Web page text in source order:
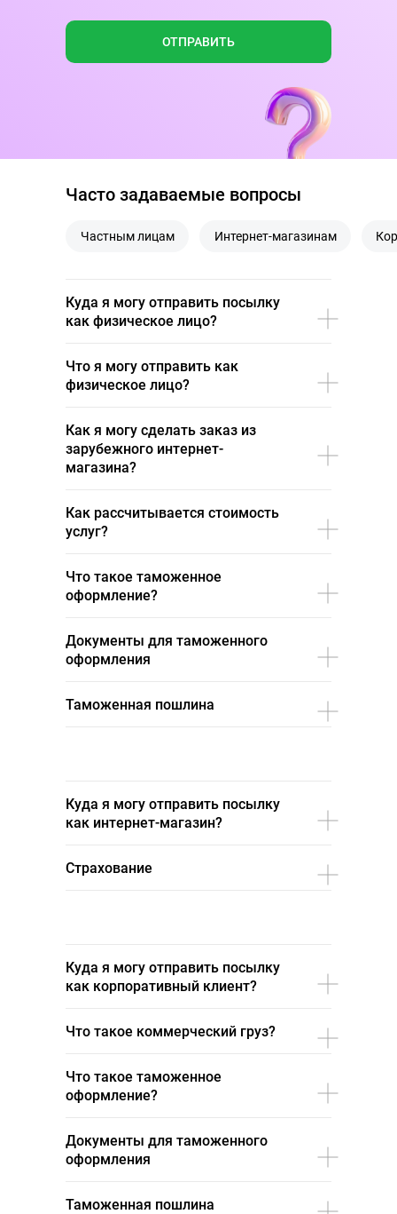
ОТПРАВИТЬ
Часто задаваемые вопросы
Частным лицам Интернет-магазинам
Куда я могу отправить посылку
как физическое лицо?
Что я могу отправить как
физическое лицо?
Как я могу сделать заказ из
зарубежного интернет-
магазина?
Как рассчитывается стоимость
услуг?
Что такое таможенное
оформление?
Документы для таможенного
оформления
Таможенная пошлина
Куда я могу отправить посылку
как интернет-магазин?
Страхование
Куда я могу отправить посылку
как корпоративный клиент?
Что такое коммерческий груз?
Что такое таможенное
оформление?
Документы для таможенного
оформления
Таможенная пошлина